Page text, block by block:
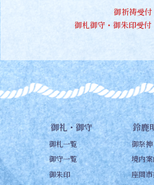
御祈祷受付
御札御守・御朱印受付
御礼・御守
御札一覧
御守一覧
御朱印
鈴鹿
御祭神
境内案
座間